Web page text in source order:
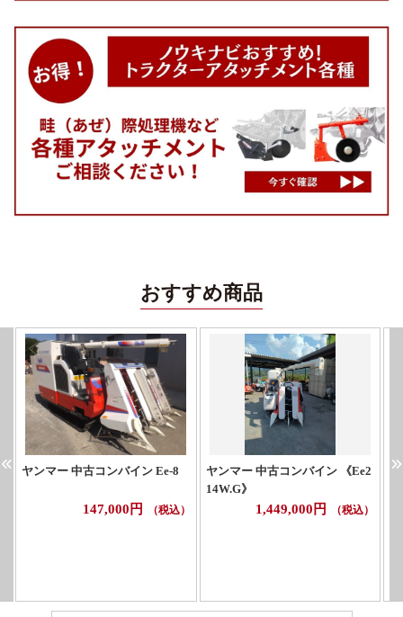
おすすめ商品
ヤンマー 中古コンバイン Ee-8
147,000円 （税込）
ヤンマー 中古コンバイン 《Ee2
14W.G》
1,449,000円 （税込）